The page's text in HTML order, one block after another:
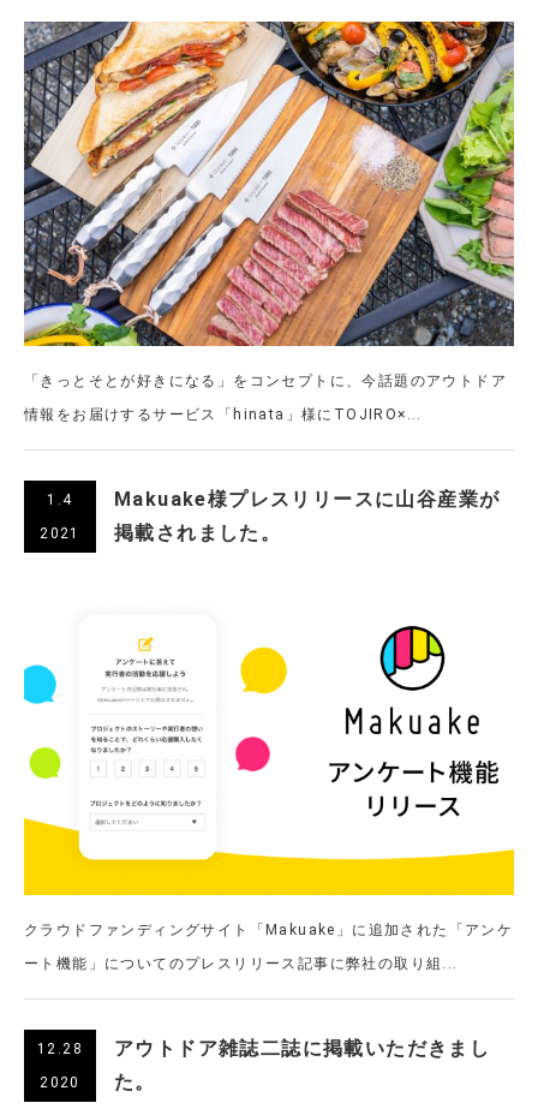
「きっとそとが好きになる」をコンセプトに、今話題のアウトドア
情報をお届けするサービス「hinata」様にTOJIRO×...
1.4
2021
Makuake様プレスリリースに山谷産業が
掲載されました。
クラウドファンディングサイト「Makuake」に追加された「アンケ
ート機能」についてのプレスリリース記事に弊社の取り組...
12.28
2020
アウトドア雑誌二誌に掲載いただきまし
た。